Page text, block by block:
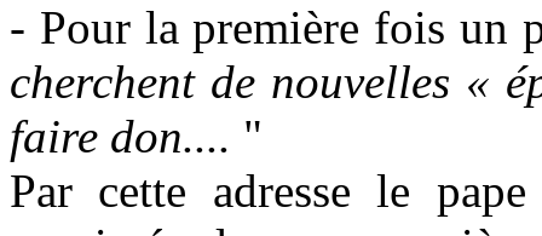
- Pour la première fois un
cherchent de nouvelles «
faire don.... "
Par cette adresse le